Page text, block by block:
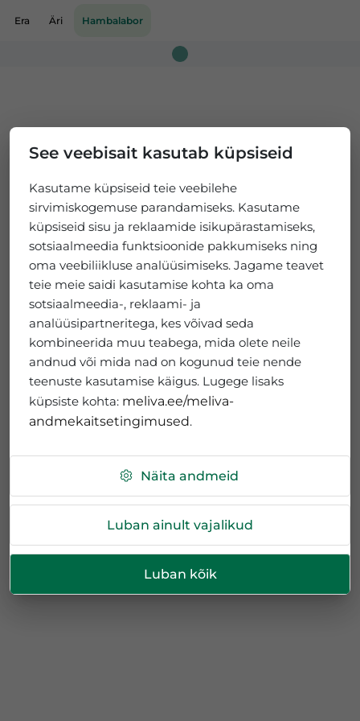
See veebisait kasutab küpsiseid
Kasutame küpsiseid teie veebilehe
sirvimiskogemuse parandamiseks. Kasutame
küpsiseid sisu ja reklaamide isikupärastamiseks,
sotsiaalmeedia funktsioonide pakkumiseks ning
oma veebiliikluse analüüsimiseks. Jagame teavet
teie meie saidi kasutamise kohta ka oma
sotsiaalmeedia-, reklaami- ja
analüüsipartneritega, kes võivad seda
kombineerida muu teabega, mida olete neile
andnud või mida nad on kogunud teie nende
teenuste kasutamise käigus. Lugege lisaks
küpsiste kohta: meliva.ee/meliva-
andmekaitsetingimused.
Näita andmeid
Luban ainult vajalikud
Luban kõik
Era Äri Hambalabor
Loading...